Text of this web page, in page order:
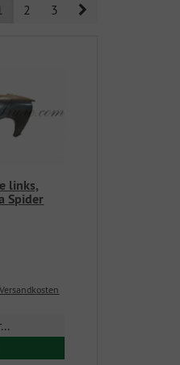
2 3 Next
links,
Spider